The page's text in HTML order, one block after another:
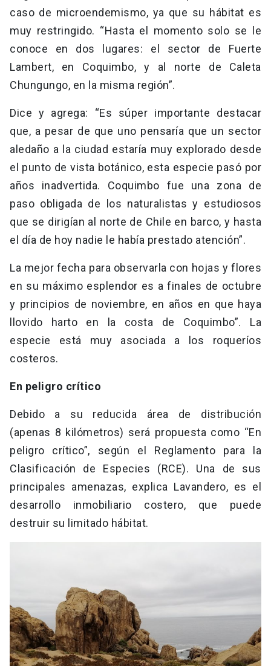
caso de microendemismo, ya que su hábitat es
muy restringido. “Hasta el momento solo se le
conoce en dos lugares: el sector de Fuerte
Lambert, en Coquimbo, y al norte de Caleta
Chungungo, en la misma región”.
Dice y agrega: “Es súper importante destacar
que, a pesar de que uno pensaría que un sector
aledaño a la ciudad estaría muy explorado desde
el punto de vista botánico, esta especie pasó por
años inadvertida. Coquimbo fue una zona de
paso obligada de los naturalistas y estudiosos
que se dirigían al norte de Chile en barco, y hasta
el día de hoy nadie le había prestado atención”.
La mejor fecha para observarla con hojas y flores
en su máximo esplendor es a finales de octubre
y principios de noviembre, en años en que haya
llovido harto en la costa de Coquimbo”. La
especie está muy asociada a los roqueríos
costeros.
En peligro crítico
Debido a su reducida área de distribución
(apenas 8 kilómetros) será propuesta como “En
peligro crítico”, según el Reglamento para la
Clasificación de Especies (RCE). Una de sus
principales amenazas, explica Lavandero, es el
desarrollo inmobiliario costero, que puede
destruir su limitado hábitat.